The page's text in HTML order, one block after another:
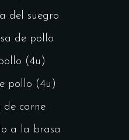
del suegro
de pollo
(4u)
pollo (4u)
de carne
a la brasa